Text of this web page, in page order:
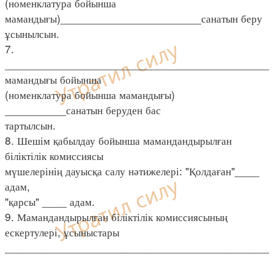
мамандығы)_______________________санатын беру
ұсынылсын.
7.
мамандығы бойынша
(номенклатура бойынша мамандығы)
__________санатын беруден бас
тартылсын.
8. Шешім қабылдау бойынша мамандандырылған
біліктілік комиссиясы
мүшелерінің дауысқа салу нәтижелері: "Қолдаған"____
адам,
"қарсы" ____ адам.
9. Мамандандырылған біліктілік комиссиясының
ескертулері, ұсыныстары